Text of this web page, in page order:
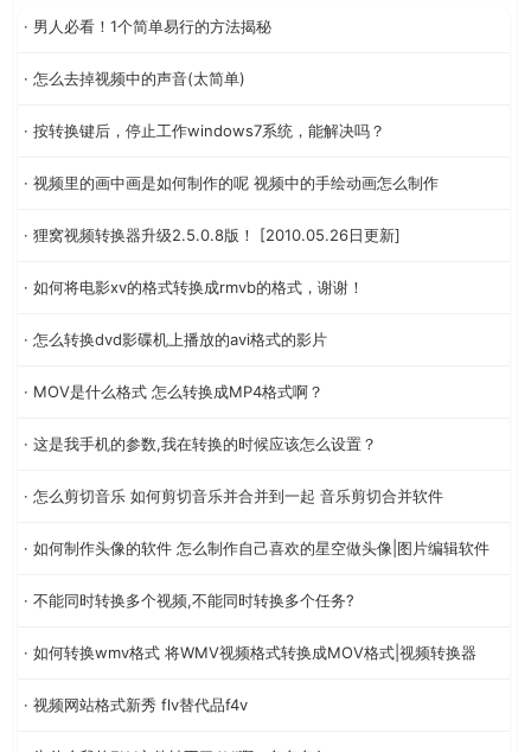
· 男人必看！1个简单易行的方法揭秘
· 怎么去掉视频中的声音(太简单)
· 按转换键后，停止工作windows7系统，能解决吗？
· 视频里的画中画是如何制作的呢 视频中的手绘动画怎么制作
· 狸窝视频转换器升级2.5.0.8版！ [2010.05.26日更新]
· 如何将电影xv的格式转换成rmvb的格式，谢谢！
· 怎么转换dvd影碟机上播放的avi格式的影片
· MOV是什么格式 怎么转换成MP4格式啊？
· 这是我手机的参数,我在转换的时候应该怎么设置？
· 怎么剪切音乐 如何剪切音乐并合并到一起 音乐剪切合并软件
· 如何制作头像的软件 怎么制作自己喜欢的星空做头像|图片编辑软件
· 不能同时转换多个视频,不能同时转换多个任务?
· 如何转换wmv格式 将WMV视频格式转换成MOV格式|视频转换器
· 视频网站格式新秀 flv替代品f4v